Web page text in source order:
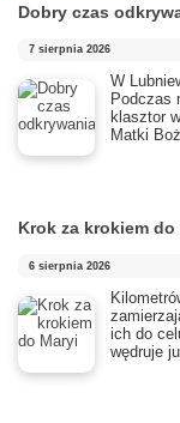
Dobry czas
7 sierpnia 2026
​W
Podczas
klasztor
Matki
Krok za krokiem do
6 sierpnia 2026
ich do
wędruje